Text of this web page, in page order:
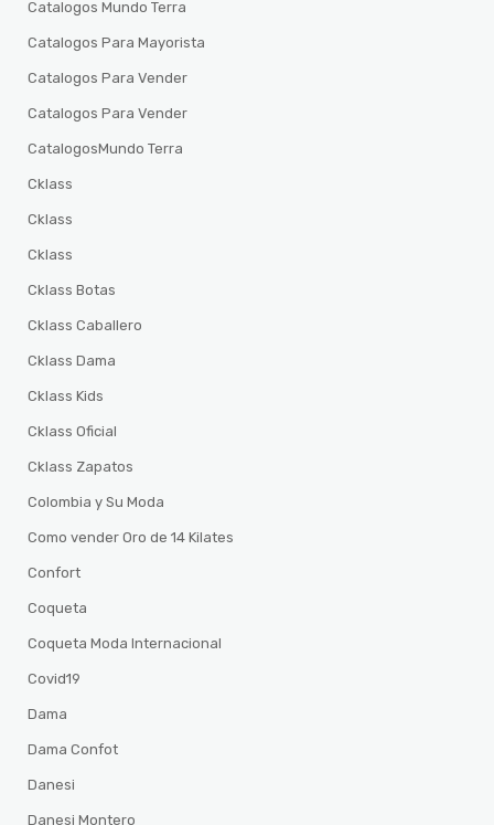
Catalogos Mundo Terra
Catalogos Para Mayorista
Catalogos Para Vender
Catalogos Para Vender
CatalogosMundo Terra
Cklass
Cklass
Cklass
Cklass Botas
Cklass Caballero
Cklass Dama
Cklass Kids
Cklass Oficial
Cklass Zapatos
Colombia y Su Moda
Como vender Oro de 14 Kilates
Confort
Coqueta
Coqueta Moda Internacional
Covid19
Dama
Dama Confot
Danesi
Danesi Montero